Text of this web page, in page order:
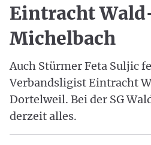
Eintracht
Michelbach
Auch Stürmer Feta Suljic
Verbandsligist Eintracht
Dortelweil. Bei der SG
derzeit alles.